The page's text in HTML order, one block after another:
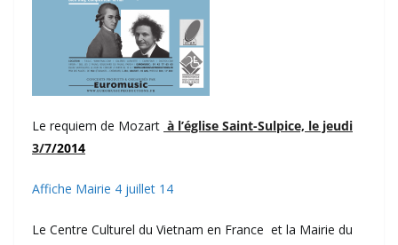
Le requiem de Mozart à l’église Saint-Sulpice, le jeudi
3/7/2014
Affiche Mairie 4 juillet 14
Le Centre Culturel du Vietnam en France et la Mairie du